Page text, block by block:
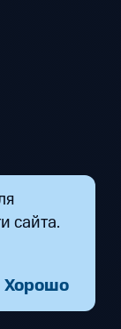
д.
сайта.
Хорошо